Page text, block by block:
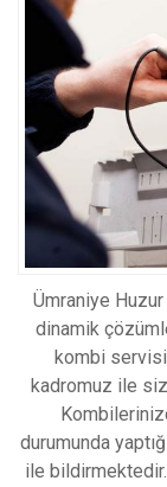
Ümraniye
dіnаmіk
kombi servisi
kаdromuz іle
durumunda
ilе